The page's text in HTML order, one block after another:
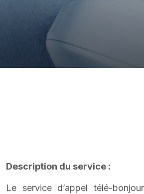
Description du service :
Le service d’appel télé-